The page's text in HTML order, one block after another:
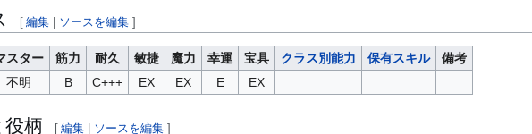
[ 編集 ソースを編集 ]
スター 筋力 耐久 敏捷 魔力 幸運 宝具 クラス別能力 保有スキル
備考
不明 B C+++ EX EX E EX
役柄 [ 編集 ソースを編集 ]